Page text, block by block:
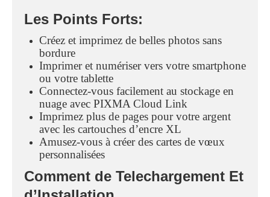
Les Points Forts:
Créez et imprimez de belles photos sans
bordure
Imprimer et numériser vers votre smartphone
ou votre tablette
Connectez-vous facilement au stockage en
nuage avec PIXMA Cloud Link
Imprimez plus de pages pour votre argent
avec les cartouches d’encre XL
Amusez-vous à créer des cartes de vœux
personnalisées
Comment de Telechargement Et